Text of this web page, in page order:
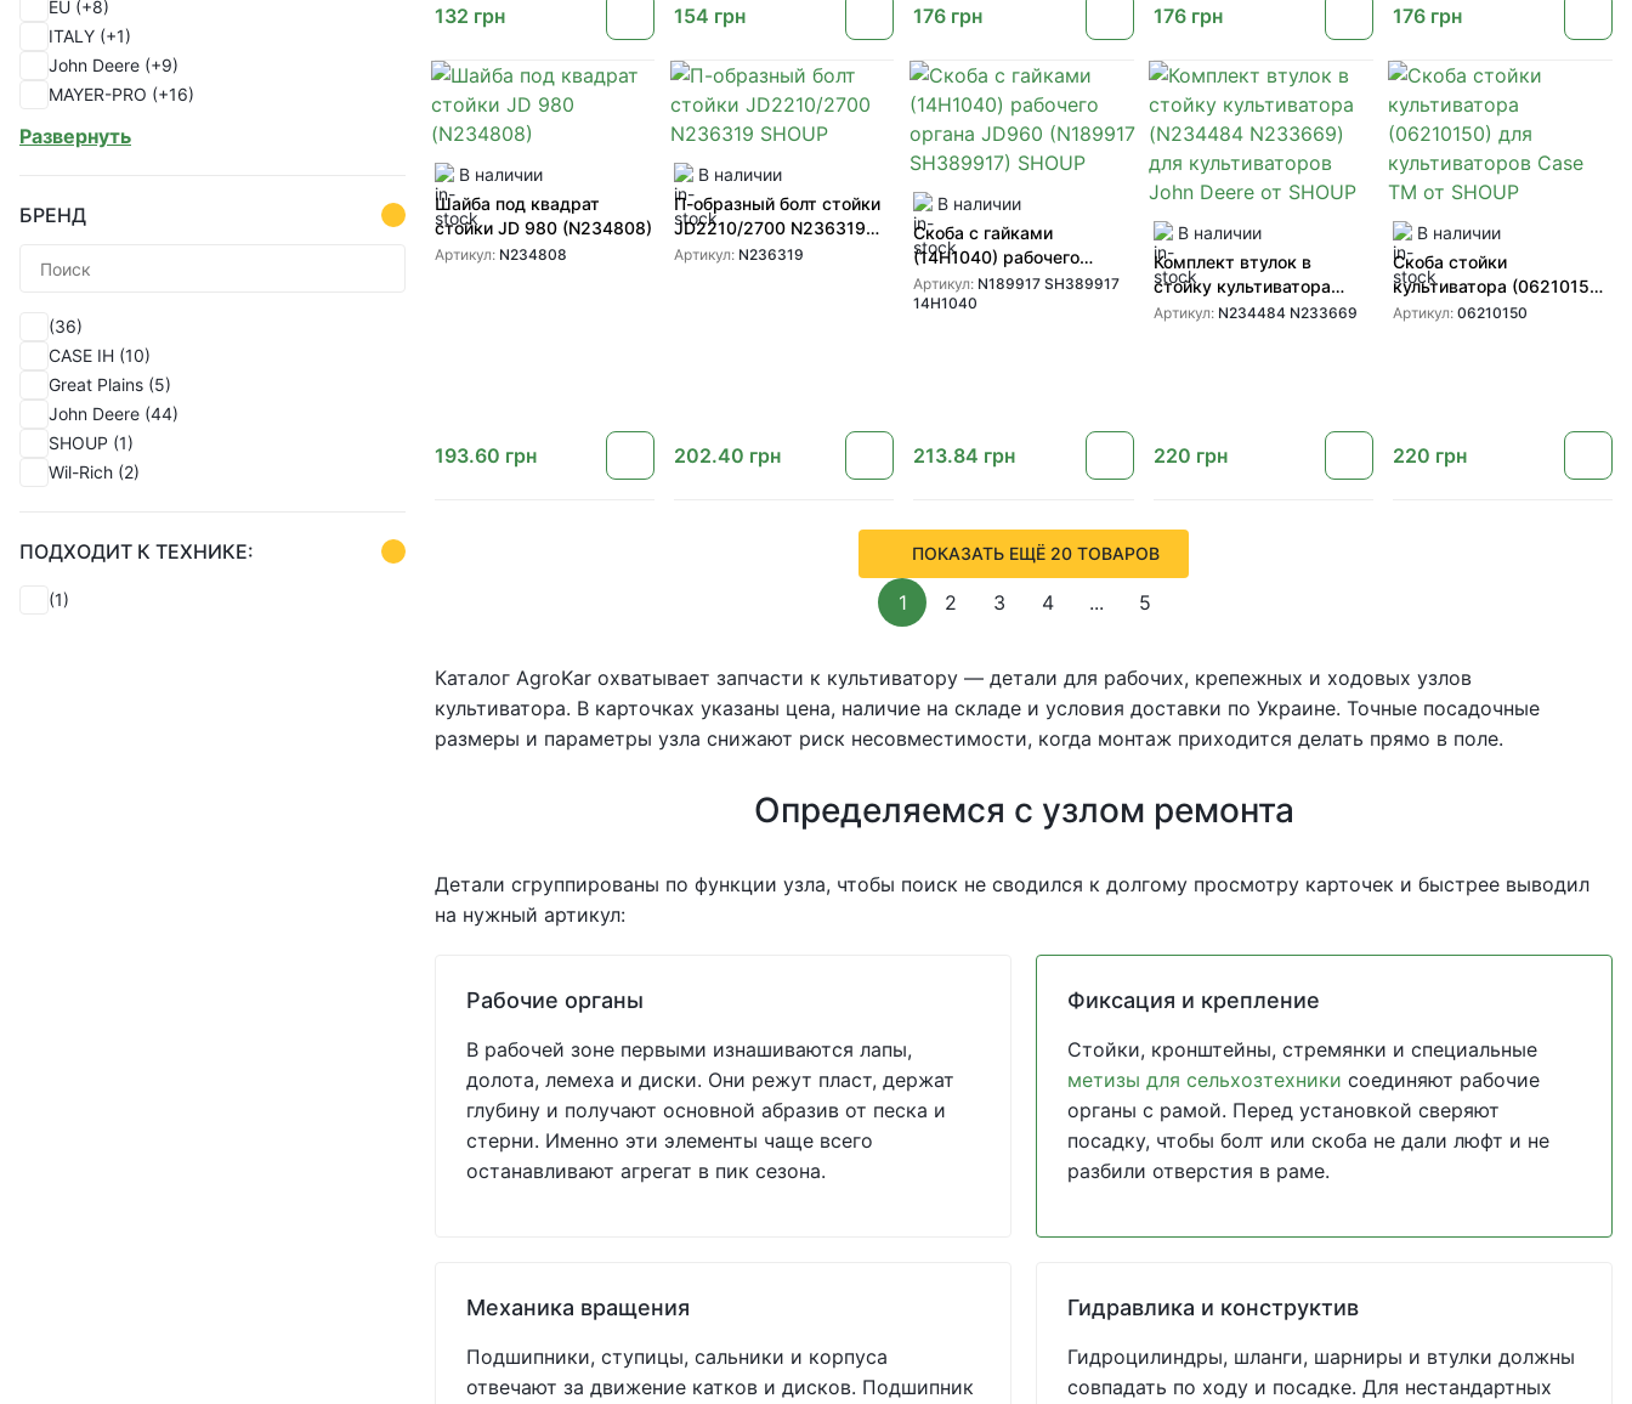
(1)
(1)
(1)
(1)
(1)
(1)
(1)
(1)
(1)
(1)
(1)
(1)
(1)
(1)
EU (+8)
ITALY (+1)
John Deere (+9)
MAYER-PRO (+16)
УКР(+1)
Развернуть
БРЕНД
(36)
CASE IH (10)
Great Plains (5)
John Deere (44)
SHOUP (1)
Wil-Rich (2)
ПОДХОДИТ К ТЕХНИКЕ:
(1)
132 грн 154 грн 176 грн 176 грн 176 грн
В наличии
Шайба под квадрат
стойки JD 980 (N234808)
Артикул: N234808
193.60 грн
В наличии
П-образный болт стойки
JD2210/2700 N236319
SHOUP
Артикул: N236319
202.40 грн
В наличии
Скоба с гайками
(14H1040) рабочего
органа JD960 (N189917
SH389917) SHOUP
Артикул: N189917 SH389917
14H1040
213.84 грн
В наличии
Комплект втулок в
стойку культиватора
(N234484 N233669) для
Артикул: N234484 N233669
220 грн
В наличии
Скоба стойки
культиватора (06210150)
для культиваторов Case
Артикул: 06210150
220 грн
ПОКАЗАТЬ ЕЩЁ 20 ТОВАРОВ
1 2 3 4 ... 5
Каталог AgroKar охватывает запчасти к культиватору — детали для рабочих, крепежных и ходовых узлов
культиватора. В карточках указаны цена, наличие на складе и условия доставки по Украине. Точные посадочные
размеры и параметры узла снижают риск несовместимости, когда монтаж приходится делать прямо в поле.
Определяемся с узлом ремонта
Детали сгруппированы по функции узла, чтобы поиск не сводился к долгому просмотру карточек и быстрее выводил
на нужный артикул:
Рабочие органы
В рабочей зоне первыми изнашиваются лапы,
долота, лемеха и диски. Они режут пласт, держат
глубину и получают основной абразив от песка и
стерни. Именно эти элементы чаще всего
останавливают агрегат в пик сезона.
Фиксация и крепление
Стойки, кронштейны, стремянки и специальные
метизы для сельхозтехники соединяют рабочие
органы с рамой. Перед установкой сверяют
посадку, чтобы болт или скоба не дали люфт и не
разбили отверстия в раме.
Механика вращения
Подшипники, ступицы, сальники и корпуса
отвечают за движение катков и дисков. Подшипник
Гидравлика и конструктив
Гидроцилиндры, шланги, шарниры и втулки должны
совпадать по ходу и посадке. Для нестандартных